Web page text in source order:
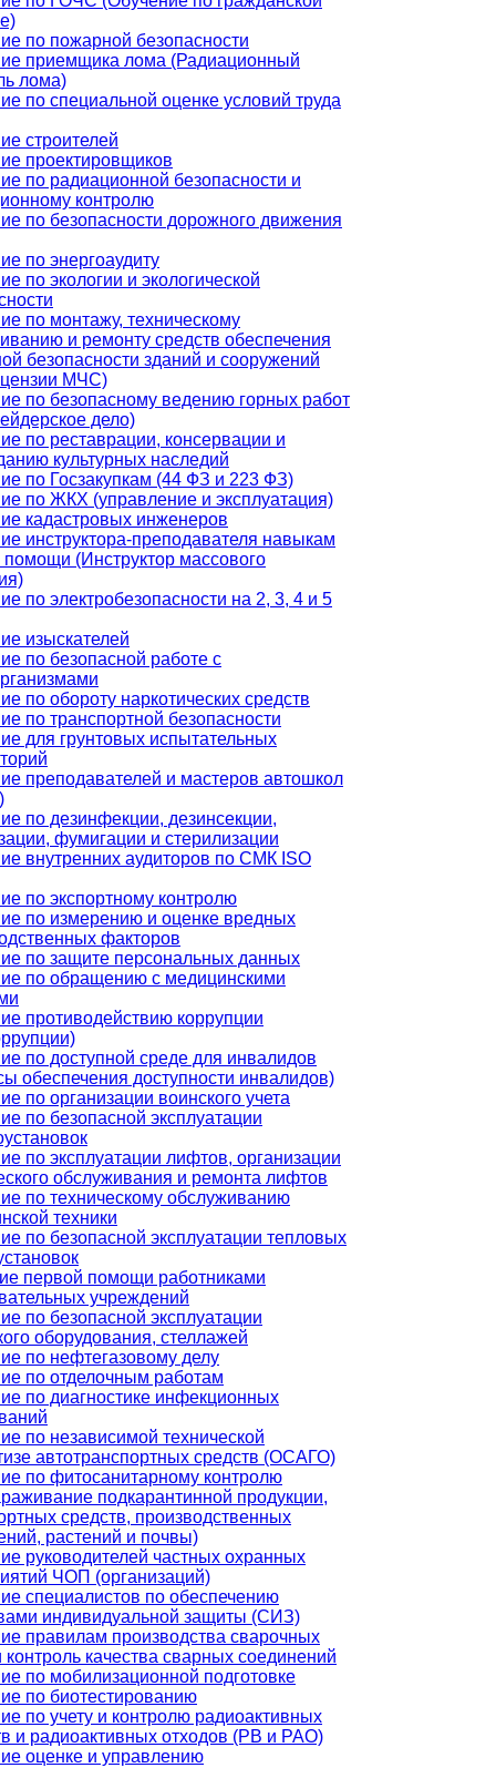
по пожарной безопасности
приемщика лома (Радиационный
лома)
по специальной оценке условий труда
строителей
проектировщиков
по радиационной безопасности и
контролю
по безопасности дорожного движения
по энергоаудиту
по экологии и экологической
по монтажу, техническому
и ремонту средств обеспечения
безопасности зданий и сооружений
МЧС)
по безопасному ведению горных работ
дело)
по реставрации, консервации и
культурных наследий
по Госзакупкам (44 ФЗ и 223 ФЗ)
по ЖКХ (управление и эксплуатация)
кадастровых инженеров
инструктора-преподавателя навыкам
(Инструктор массового
по электробезопасности на 2, 3, 4 и 5
изыскателей
по безопасной работе с
по обороту наркотических средств
по транспортной безопасности
для грунтовых испытательных
преподавателей и мастеров автошкол
по дезинфекции, дезинсекции,
фумигации и стерилизации
внутренних аудиторов по СМК ISO
по экспортному контролю
по измерению и оценке вредных
факторов
по защите персональных данных
по обращению с медицинскими
противодействию коррупции
по доступной среде для инвалидов
обеспечения доступности инвалидов)
по организации воинского учета
по безопасной эксплуатации
по эксплуатации лифтов, организации
обслуживания и ремонта лифтов
по техническому обслуживанию
техники
по безопасной эксплуатации тепловых
первой помощи работниками
учреждений
по безопасной эксплуатации
оборудования, стеллажей
по нефтегазовому делу
по отделочным работам
по диагностике инфекционных
по независимой технической
автотранспортных средств (ОСАГО)
по фитосанитарному контролю
подкарантинной продукции,
средств, производственных
растений и почвы)
руководителей частных охранных
ЧОП (организаций)
специалистов по обеспечению
индивидуальной защиты (СИЗ)
правилам производства сварочных
контроль качества сварных соединений
по мобилизационной подготовке
по биотестированию
по учету и контролю радиоактивных
и радиоактивных отходов (РВ и РАО)
оценке и управлению